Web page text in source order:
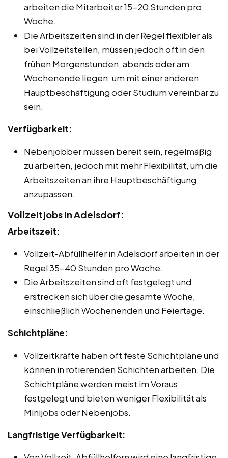
arbeiten die Mitarbeiter 15-20 Stunden pro
Woche.
Die Arbeitszeiten sind in der Regel flexibler als
bei Vollzeitstellen, müssen jedoch oft in den
frühen Morgenstunden, abends oder am
Wochenende liegen, um mit einer anderen
Hauptbeschäftigung oder Studium vereinbar zu
sein.
Verfügbarkeit:
Nebenjobber müssen bereit sein, regelmäßig
zu arbeiten, jedoch mit mehr Flexibilität, um die
Arbeitszeiten an ihre Hauptbeschäftigung
anzupassen.
Vollzeitjobs in Adelsdorf:
Arbeitszeit:
Vollzeit-Abfüllhelfer in Adelsdorf arbeiten in der
Regel 35-40 Stunden pro Woche.
Die Arbeitszeiten sind oft festgelegt und
erstrecken sich über die gesamte Woche,
einschließlich Wochenenden und Feiertage.
Schichtpläne:
Vollzeitkräfte haben oft feste Schichtpläne und
können in rotierenden Schichten arbeiten. Die
Schichtpläne werden meist im Voraus
festgelegt und bieten weniger Flexibilität als
Minijobs oder Nebenjobs.
Langfristige Verfügbarkeit: